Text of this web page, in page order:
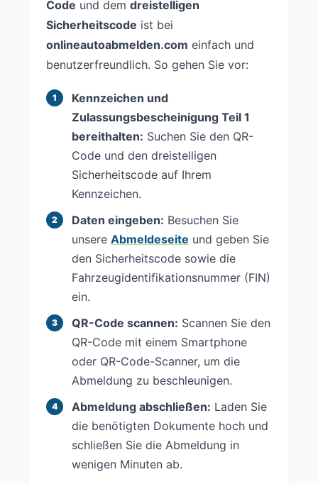
Code und dem dreistelligen
Sicherheitscode ist bei
onlineautoabmelden.com einfach und
benutzerfreundlich. So gehen Sie vor:
Kennzeichen und
Zulassungsbescheinigung Teil 1
bereithalten: Suchen Sie den QR-
Code und den dreistelligen
Sicherheitscode auf Ihrem
Kennzeichen.
Daten eingeben: Besuchen Sie
unsere Abmeldeseite und geben Sie
den Sicherheitscode sowie die
Fahrzeugidentifikationsnummer (FIN)
ein.
QR-Code scannen: Scannen Sie den
QR-Code mit einem Smartphone
oder QR-Code-Scanner, um die
Abmeldung zu beschleunigen.
Abmeldung abschließen: Laden Sie
die benötigten Dokumente hoch und
schließen Sie die Abmeldung in
wenigen Minuten ab.